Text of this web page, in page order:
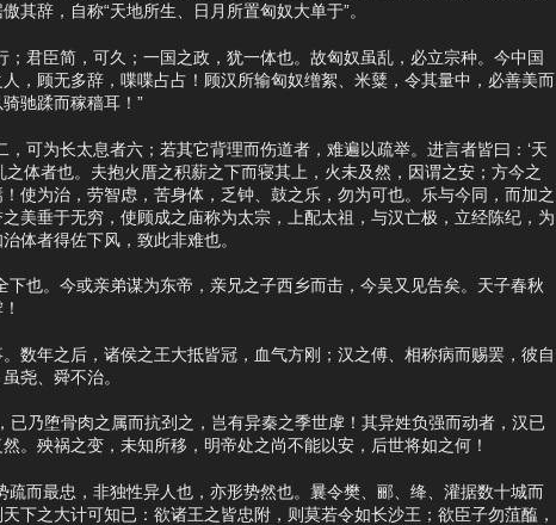
辞，自称“天地所生、日月所置匈奴大单于”。
臣简，可久；一国之政，犹一体也。故匈奴虽乱，必立宗种。今中国
，顾无多辞，喋喋占占！顾汉所输匈奴缯絮、米糵，令其量中，必善美而
驰蹂而稼穑耳！”
为长太息者六；若其它背理而伤道者，难遍以疏举。进言者皆曰：‘天
体者也。夫抱火厝之积薪之下而寝其上，火未及然，因谓之安；方今之
使为治，劳智虑，苦身体，乏钟、鼓之乐，勿为可也。乐与今同，而加之
美垂于无穷，使顾成之庙称为太宗，上配太祖，与汉亡极，立经陈纪，为
体者得佐下风，致此非难也。
。今或亲弟谋为东帝，亲兄之子西乡而击，今吴又见告矣。天子春秋
年之后，诸侯之王大抵皆冠，血气方刚；汉之傅、相称病而赐罢，彼自
尧、舜不治。
乃堕骨肉之属而抗刭之，岂有异秦之季世虖！其异姓负强而动者，汉已
。殃祸之变，未知所移，明帝处之尚不能以安，后世将如之何！
而最忠，非独性异人也，亦形势然也。曩令樊、郦、绛、灌据数十城而
下之大计可知已：欲诸王之皆忠附，则莫若令如长沙王；欲臣子勿菹醢，